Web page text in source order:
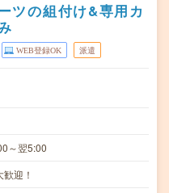
ツの組付け&専用カ
WEB登録OK 派遣
～翌5:00
迎！